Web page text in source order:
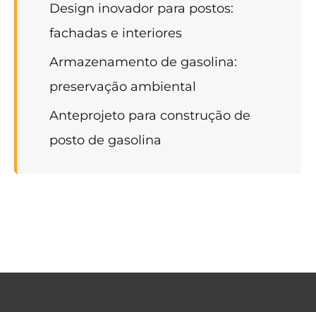
Design inovador para postos:
fachadas e interiores
Armazenamento de gasolina:
preservação ambiental
Anteprojeto para construção de
posto de gasolina